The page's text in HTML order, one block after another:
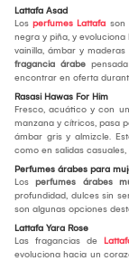
Lattafa Asad
Los perfumes Lattafa son
negra y piña, y
vainilla, ámbar y
fragancia árabe
encontrar en oferta
Rasasi Hawas For Him
Fresco, acuático y con
manzana y cítricos, pasa
ámbar gris y almizcle.
como en salidas
Perfumes árabes para
Los perfumes árabes
profundidad, dulces sin
son algunas opciones
Lattafa Yara Rose
Las fragancias de
evoluciona hacia un